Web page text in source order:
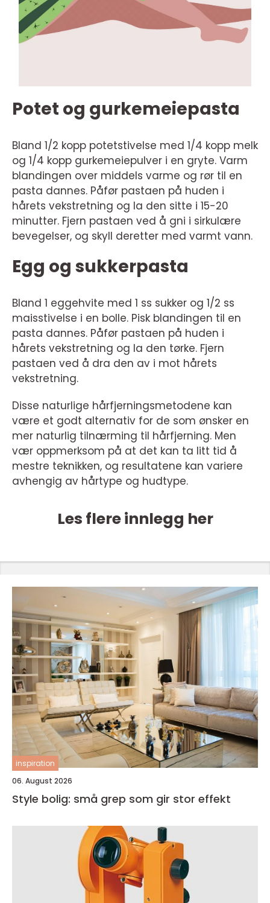
Potet og gurkemeiepasta
Bland 1/2 kopp potetstivelse med 1/4 kopp melk
og 1/4 kopp gurkemeiepulver i en gryte. Varm
blandingen over middels varme og rør til en
pasta dannes. Påfør pastaen på huden i
hårets vekstretning og la den sitte i 15-20
minutter. Fjern pastaen ved å gni i sirkulære
bevegelser, og skyll deretter med varmt vann.
Egg og sukkerpasta
Bland 1 eggehvite med 1 ss sukker og 1/2 ss
maisstivelse i en bolle. Pisk blandingen til en
pasta dannes. Påfør pastaen på huden i
hårets vekstretning og la den tørke. Fjern
pastaen ved å dra den av i mot hårets
vekstretning.
Disse naturlige hårfjerningsmetodene kan
være et godt alternativ for de som ønsker en
mer naturlig tilnærming til hårfjerning. Men
vær oppmerksom på at det kan ta litt tid å
mestre teknikken, og resultatene kan variere
avhengig av hårtype og hudtype.
Les flere innlegg her
inspiration
06. August 2026
Style bolig: små grep som gir stor effekt